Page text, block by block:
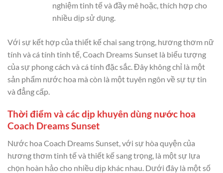
nghiệm tinh tế và đầy mê hoặc, thích hợp cho
nhiều dịp sử dụng.
Với sự kết hợp của thiết kế chai sang trọng, hương thơm nữ
tính và cá tính tinh tế, Coach Dreams Sunset là biểu tượng
của sự phong cách và cá tính đặc sắc. Đây không chỉ là một
sản phẩm nước hoa mà còn là một tuyên ngôn về sự tự tin
và đẳng cấp.
Thời điểm và các dịp khuyên dùng nước hoa
Coach Dreams Sunset
Nước hoa Coach Dreams Sunset, với sự hòa quyện của
hương thơm tinh tế và thiết kế sang trọng, là một sự lựa
chọn hoàn hảo cho nhiều dịp khác nhau. Dưới đây là một số